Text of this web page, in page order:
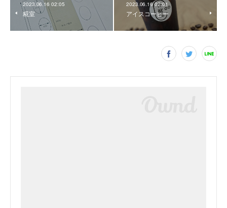
2023.06.16 02:05
糀室
2023.06.16 02:01
アイスコーヒー